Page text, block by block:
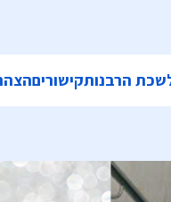
הרבנותקישורים